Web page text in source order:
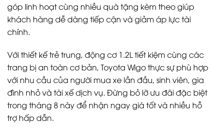
góp linh hoạt cùng nhiều quà tặng kèm theo giúp
khách hàng dễ dàng tiếp cận và giảm áp lực tài
chính.
Với thiết kế trẻ trung, động cơ 1.2L tiết kiệm cùng các
trang bị an toàn cơ bản, Toyota Wigo thực sự phù hợp
với nhu cầu của người mua xe lần đầu, sinh viên, gia
đình nhỏ và tài xế dịch vụ. Đừng bỏ lỡ ưu đãi đặc biệt
trong tháng 8 này để nhận ngay giá tốt và nhiều hỗ
trợ hấp dẫn.